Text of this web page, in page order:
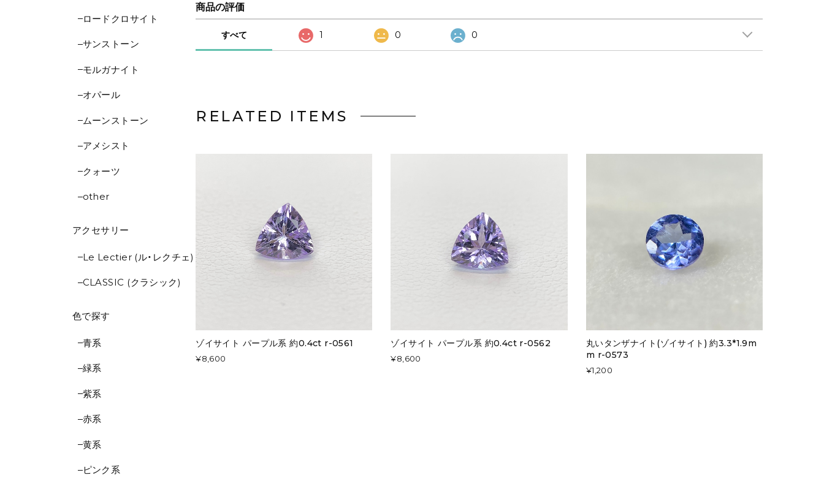
ロードクロサイト
サンストーン
モルガナイト
オパール
ムーンストーン
アメシスト
クォーツ
other
アクセサリー
Le Lectier (ル・レクチェ)
CLASSIC (クラシック)
色で探す
青系
緑系
紫系
赤系
黄系
ピンク系
商品の評価
すべて 1 0 0
RELATED ITEMS
ゾイサイト パープル系 約0.4ct r-0561
¥8,600
ゾイサイト パープル系 約0.4ct r-0562
¥8,600
丸いタンザナイト(ゾイサイト) 約3.3*1.9m
m r-0573
¥1,200